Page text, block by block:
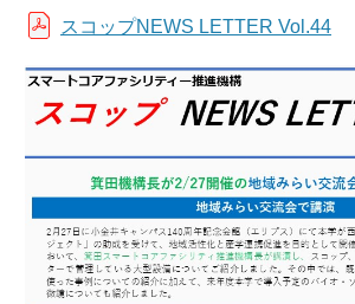
スコップNEWS LETTER Vol.44